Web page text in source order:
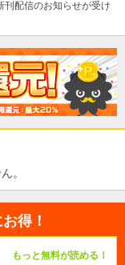
刊配信のお知らせが受け
。
得！
もっと無料が読める！